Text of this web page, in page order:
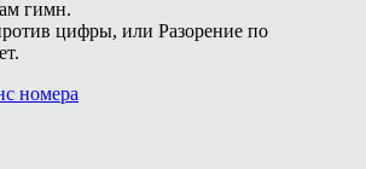
гимн.
цифры, или Разорение по
номера